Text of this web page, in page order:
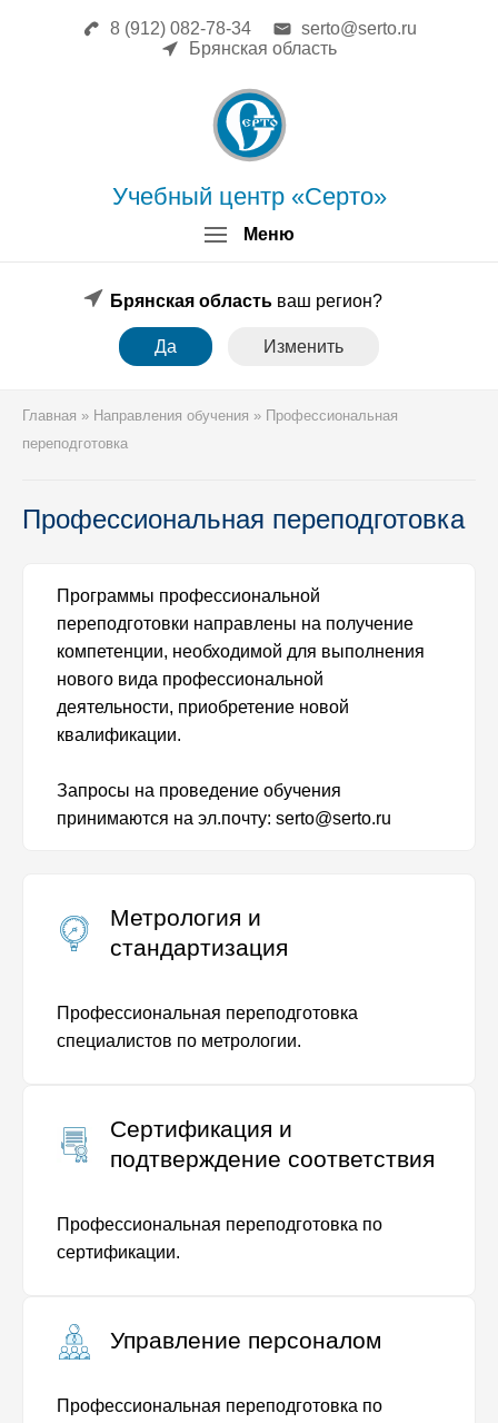
Меню
Учебный центр «Серто»
8 (912) 082-78-34
serto@serto.ru
Брянская область
Брянская область ваш регион?
Да Изменить
Главная » Направления обучения » Профессиональная
переподготовка
Профессиональная переподготовка
Программы профессиональной
переподготовки направлены на получение
компетенции, необходимой для выполнения
нового вида профессиональной
деятельности, приобретение новой
квалификации.
Запросы на проведение обучения
принимаются на эл.почту: serto@serto.ru
Метрология и
стандартизация
Профессиональная переподготовка
специалистов по метрологии.
Сертификация и
подтверждение соответствия
Профессиональная переподготовка по
сертификации.
Управление персоналом
Профессиональная переподготовка по
Повышение квалификации
Профессиональная переподготовка
Форма заявки
Образец диплома
Аттестация поверителей
Системы менеджмента
Реквизиты
Координаты